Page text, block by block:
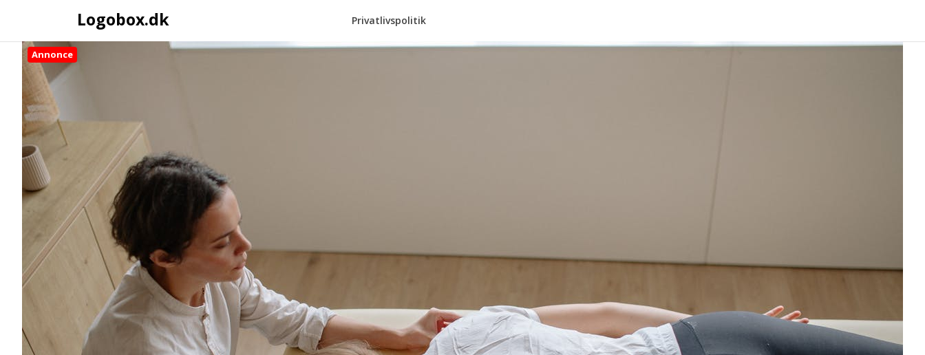
Logobox.dk Privatlivspolitik
Annonce